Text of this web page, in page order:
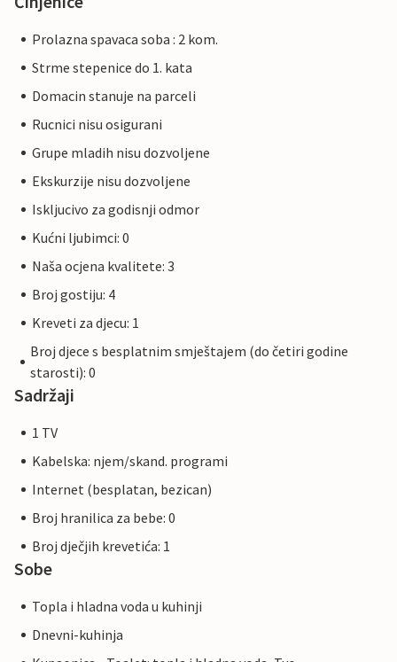
Prolazna spavaca soba : 2 kom.
Strme stepenice do 1. kata
Domacin stanuje na parceli
Rucnici nisu osigurani
Grupe mladih nisu dozvoljene
Ekskurzije nisu dozvoljene
Iskljucivo za godisnji odmor
Kućni ljubimci: 0
Naša ocjena kvalitete: 3
Broj gostiju: 4
Kreveti za djecu: 1
Broj djece s besplatnim smještajem (do četiri godine
starosti): 0
Sadržaji
1 TV
Kabelska: njem/skand. programi
Internet (besplatan, bezican)
Broj hranilica za bebe: 0
Broj dječjih krevetića: 1
Sobe
Topla i hladna voda u kuhinji
Dnevni-kuhinja